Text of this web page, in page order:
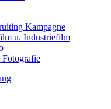
Kampagne
u. Industriefilm